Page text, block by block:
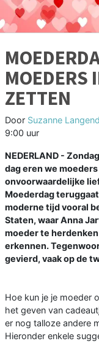
MOEDERS
ZETTEN
Door Suzanne
9:00 uur
NEDERLAND -
dag eren we
onvoorwaardelijke
Moederdag
moderne tijd vooral
Staten, waar Anna
moeder te
erkennen.
gevierd, vaak op de
Hoe kun je je moeder
het geven van
er nog talloze andere
Hieronder enkele